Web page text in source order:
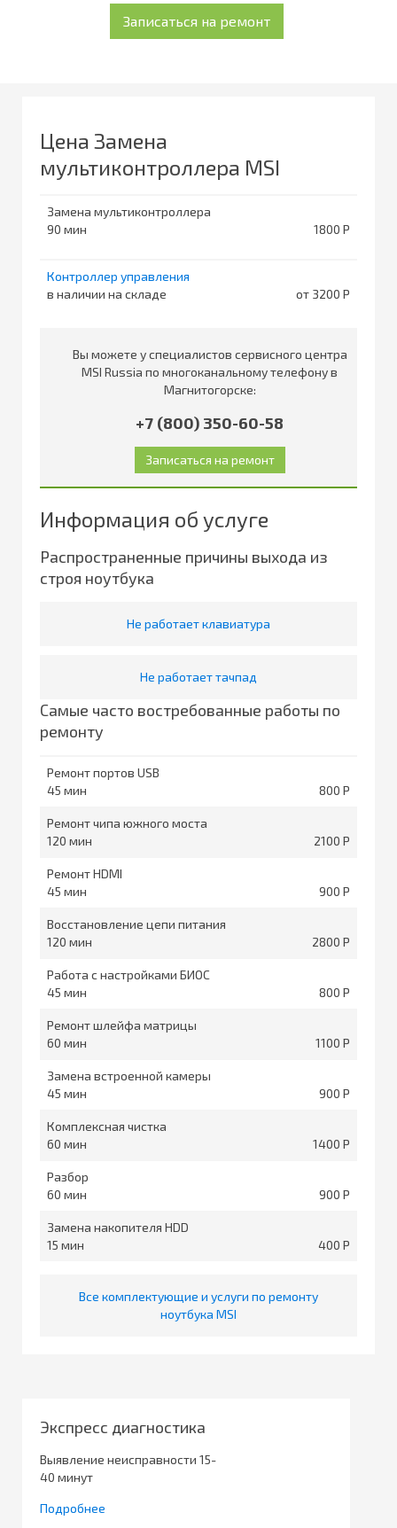
Цена Замена
мультиконтроллера MSI
Замена мультиконтроллера
90
1800
Контроллер управления
в наличии на складе
от 3200
Вы можете у специалистов сервисного центра
MSI Russia по многоканальному телефону в
Магнитогорске:
+7 (800) 350-60-58
Информация об услуге
Распространенные причины выхода из
строя ноутбука
Не работает клавиатура
Не работает тачпад
Самые часто востребованные работы по
ремонту
Ремонт портов USB
45
800
Ремонт чипа южного моста
120
2100
Ремонт HDMI
45
900
Восстановление цепи питания
120
2800
Работа с настройками БИОС
45
800
Ремонт шлейфа матрицы
60
1100
Замена встроенной камеры
45
900
Комплексная чистка
60
1400
Разбор
60
900
Замена накопителя HDD
15
400
Все комплектующие и услуги по ремонту
ноутбука MSI
Экспресс диагностика
Выявление неисправности 15-
40 минут
Подробнее